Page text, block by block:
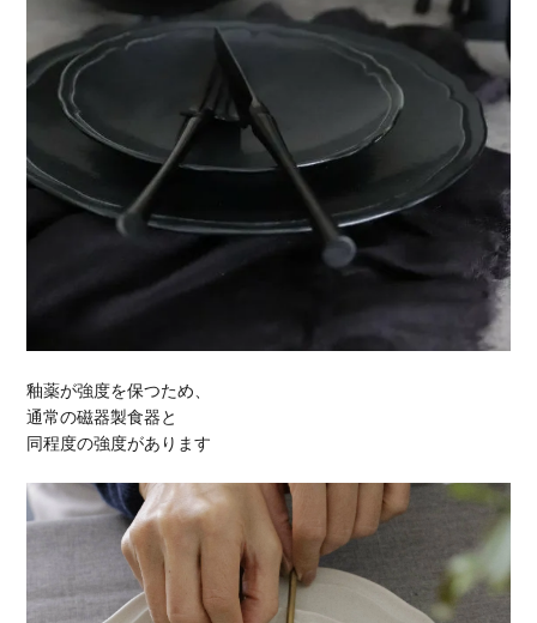
釉薬が強度を保つため、
通常の磁器製食器と
同程度の強度があります